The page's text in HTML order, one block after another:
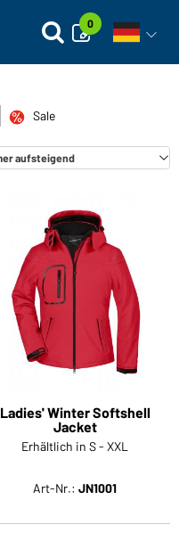
0
Sale
Ladies' Winter Softshell
Jacket
Erhältlich in S - XXL
Art-Nr.: JN1001